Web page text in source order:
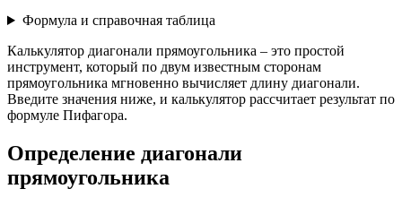
Формула и справочная таблица
Калькулятор диагонали прямоугольника – это простой
инструмент, который по двум известным сторонам
прямоугольника мгновенно вычисляет длину диагонали.
Введите значения ниже, и калькулятор рассчитает результат по
формуле Пифагора.
Определение диагонали
прямоугольника